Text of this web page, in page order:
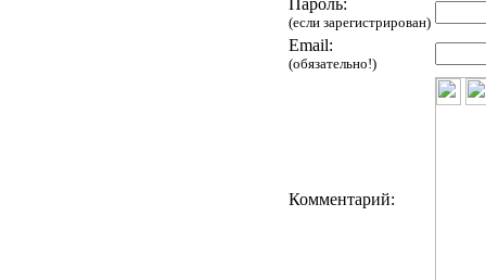
Пароль:
(если зарегистрирован)
Email:
(обязательно!)
Комментарий: